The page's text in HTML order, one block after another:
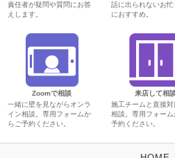
責任者が疑問や質問にお答
えします。
話に出られないお
におすすめ。
Zoomで相談
一緒に壁を見ながらオンラ
イン相談。専用フォームか
らご予約ください。
来店して相
施工チームと直接
相談。専用フォー
予約ください。